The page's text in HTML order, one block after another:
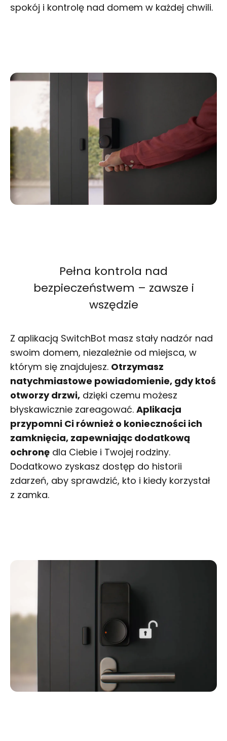
spokój i kontrolę nad domem w każdej chwili.
Pełna kontrola nad
bezpieczeństwem – zawsze i
wszędzie
Z aplikacją SwitchBot masz stały nadzór nad
swoim domem, niezależnie od miejsca, w
którym się znajdujesz. Otrzymasz
natychmiastowe powiadomienie, gdy ktoś
otworzy drzwi, dzięki czemu możesz
błyskawicznie zareagować. Aplikacja
przypomni Ci również o konieczności ich
zamknięcia, zapewniając dodatkową
ochronę dla Ciebie i Twojej rodziny.
Dodatkowo zyskasz dostęp do historii
zdarzeń, aby sprawdzić, kto i kiedy korzystał
z zamka.